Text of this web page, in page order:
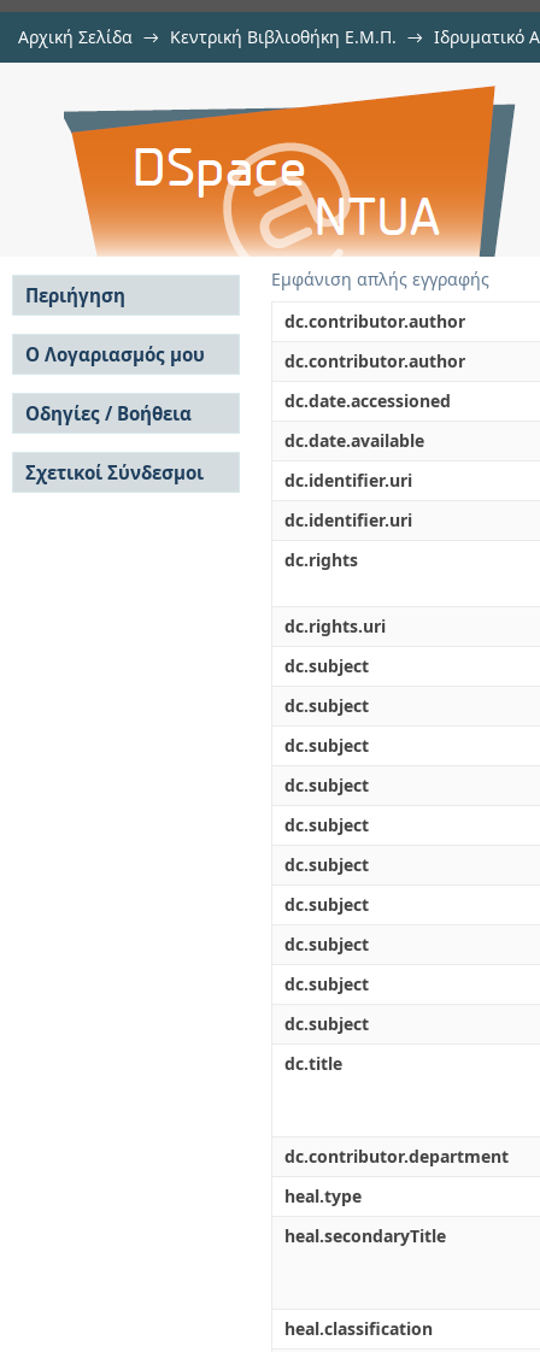
Αρχική Σελίδα → Κεντρική Βιβλιοθήκη Ε.Μ.Π. → Ιδρυματικό
Εξοικονόμηση ενέργειας
ενέργειας, καινοτόμων
θέρμανσης, ψύξης και αερισμού
Εμφάνιση απλής εγγραφής
dc.contributor.author
dc.contributor.author
dc.date.accessioned
dc.date.available
dc.identifier.uri
dc.identifier.uri
dc.rights
dc.rights.uri
dc.subject
dc.subject
dc.subject
dc.subject
dc.subject
dc.subject
dc.subject
dc.subject
dc.subject
dc.subject
dc.title
dc.contributor.department
heal.type
heal.secondaryTitle
heal.classification
Περιήγηση
Σε όλο το DSpace
Κοινότητες & Συλλογές
Ανά Ημερομηνία
Έκδοσης
Συγγραφείς
Τίτλοι
Θέματα
Ο Λογαριασμός μου
Σύνδεση
Εγγραφή
Οδηγίες / Βοήθεια
Οδηγίες Υποβολής
Οδηγίες Χρήσης ΙΑ
Συχνές Ερωτήσεις
Σχετικοί Σύνδεσμοι